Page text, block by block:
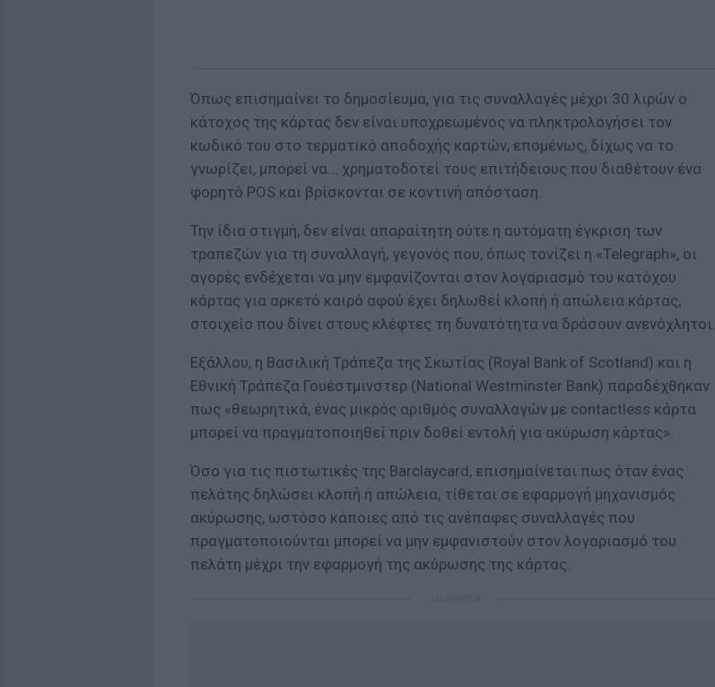
Όπως επισημαίνει το δημοσίευμα, για τις συναλλαγές μέχρι 30 λιρών ο
κάτοχος της κάρτας δεν είναι υποχρεωμένος να πληκτρολογήσει τον
κωδικό του στο τερματικό αποδοχής καρτών, επομένως, δίχως να το
γνωρίζει, μπορεί να... χρηματοδοτεί τους επιτήδειους που διαθέτουν ένα
φορητό POS και βρίσκονται σε κοντινή απόσταση.
Την ίδια στιγμή, δεν είναι απαραίτητη ούτε η αυτόματη έγκριση των
τραπεζών για τη συναλλαγή, γεγονός που, όπως τονίζει η «Telegraph», οι
αγορές ενδέχεται να μην εμφανίζονται στον λογαριασμό του κατόχου
κάρτας για αρκετό καιρό αφού έχει δηλωθεί κλοπή ή απώλεια κάρτας,
στοιχείο που δίνει στους κλέφτες τη δυνατότητα να δράσουν ανενόχλητοι.
Εξάλλου, η Βασιλική Τράπεζα της Σκωτίας (Royal Bank of Scotland) και η
Εθνική Τράπεζα Γουέστμινστερ (National Westminster Bank) παραδέχθηκαν
πως «θεωρητικά, ένας μικρός αριθμός συναλλαγών με contactless κάρτα
μπορεί να πραγματοποιηθεί πριν δοθεί εντολή για ακύρωση κάρτας».
Όσο για τις πιστωτικές της Barclaycard, επισημαίνεται πως όταν ένας
πελάτης δηλώσει κλοπή ή απώλεια, τίθεται σε εφαρμογή μηχανισμός
ακύρωσης, ωστόσο κάποιες από τις ανέπαφες συναλλαγές που
πραγματοποιούνται μπορεί να μην εμφανιστούν στον λογαριασμό του
πελάτη μέχρι την εφαρμογή της ακύρωσης της κάρτας.